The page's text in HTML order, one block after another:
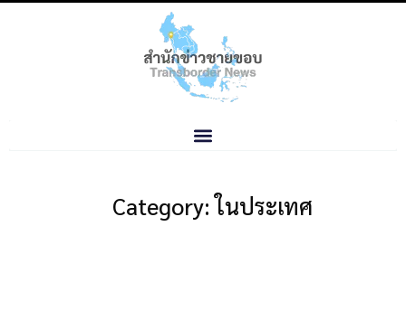
Category: ในประเทศ